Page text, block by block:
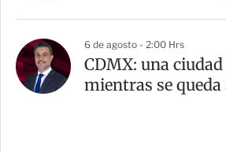
6 de agosto - 2:00 Hrs
CDMX: una
mientras se queda